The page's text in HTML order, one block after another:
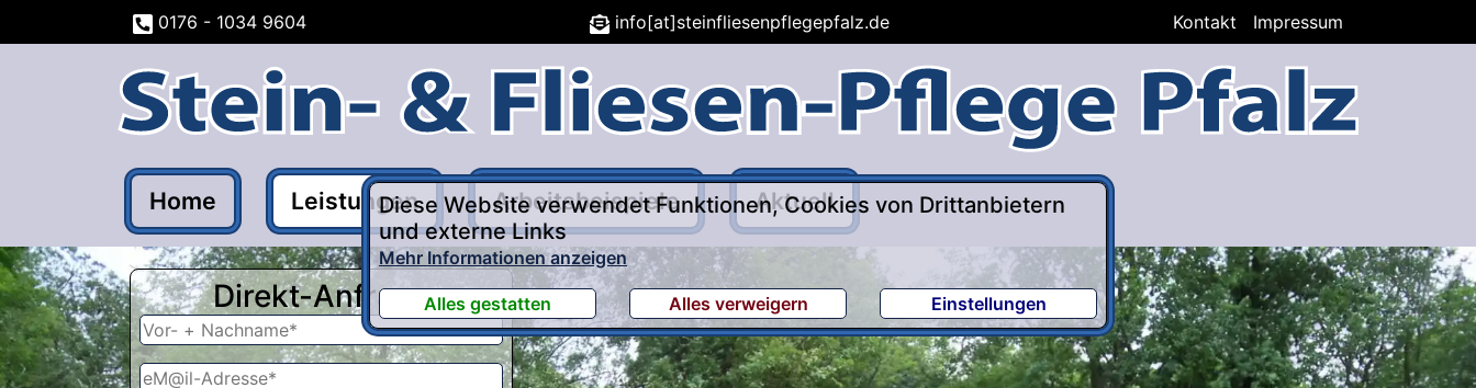
0176 - 1034 9604 info[at]steinfliesenpflegepfalz.de Kontakt Impressum
Home Leistungen Arbeitsbeispiele Aktuell
Diese Website verwendet Funktionen, Cookies von Drittanbietern
und externe Links
Mehr Informationen anzeigen
Alles gestatten Alles verweigern Einstellungen
Direkt-Anfrage